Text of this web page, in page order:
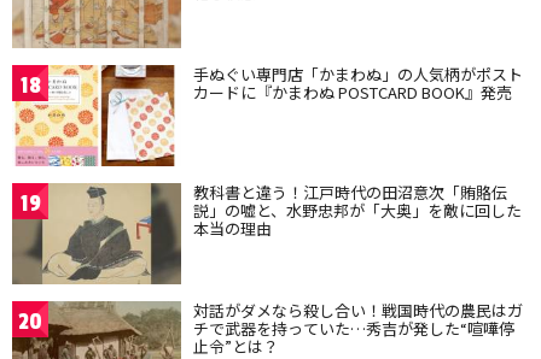
18 手ぬぐい専門店「かまわぬ」の人気柄がポスト
カードに『かまわぬ POSTCARD BOOK』発売
19 教科書と違う！江戸時代の田沼意次「賄賂伝
説」の嘘と、水野忠邦が「大奥」を敵に回した
本当の理由
20 対話がダメなら殺し合い！戦国時代の農民はガ
チで武器を持っていた…秀吉が発した“喧嘩停
止令”とは？